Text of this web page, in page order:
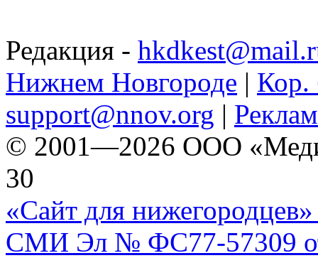
Редакция -
Нижнем Новгороде | Кор.
support@nnov.org |
© 2001—2026 ООО
30
«Сайт для нижегородцев»
СМИ Эл № ФС77-57309